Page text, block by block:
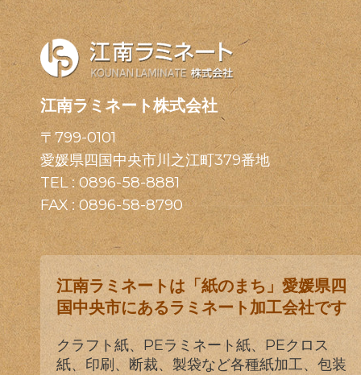
江南ラミネート株式会社
〒799-0101
愛媛県四国中央市川之江町379番地
TEL :0896-58-8881
FAX : 0896-58-8790
江南ラミネートは「紙のまち」愛媛県四
国中央市にあるラミネート加工会社です
クラフト紙、PEラミネート紙、PEクロス
紙、印刷、断裁、製袋など各種紙加工、包装